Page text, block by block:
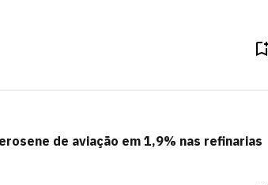
de aviação em 1,9% nas refinarias